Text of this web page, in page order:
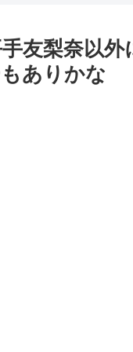
友梨奈以
ありかな